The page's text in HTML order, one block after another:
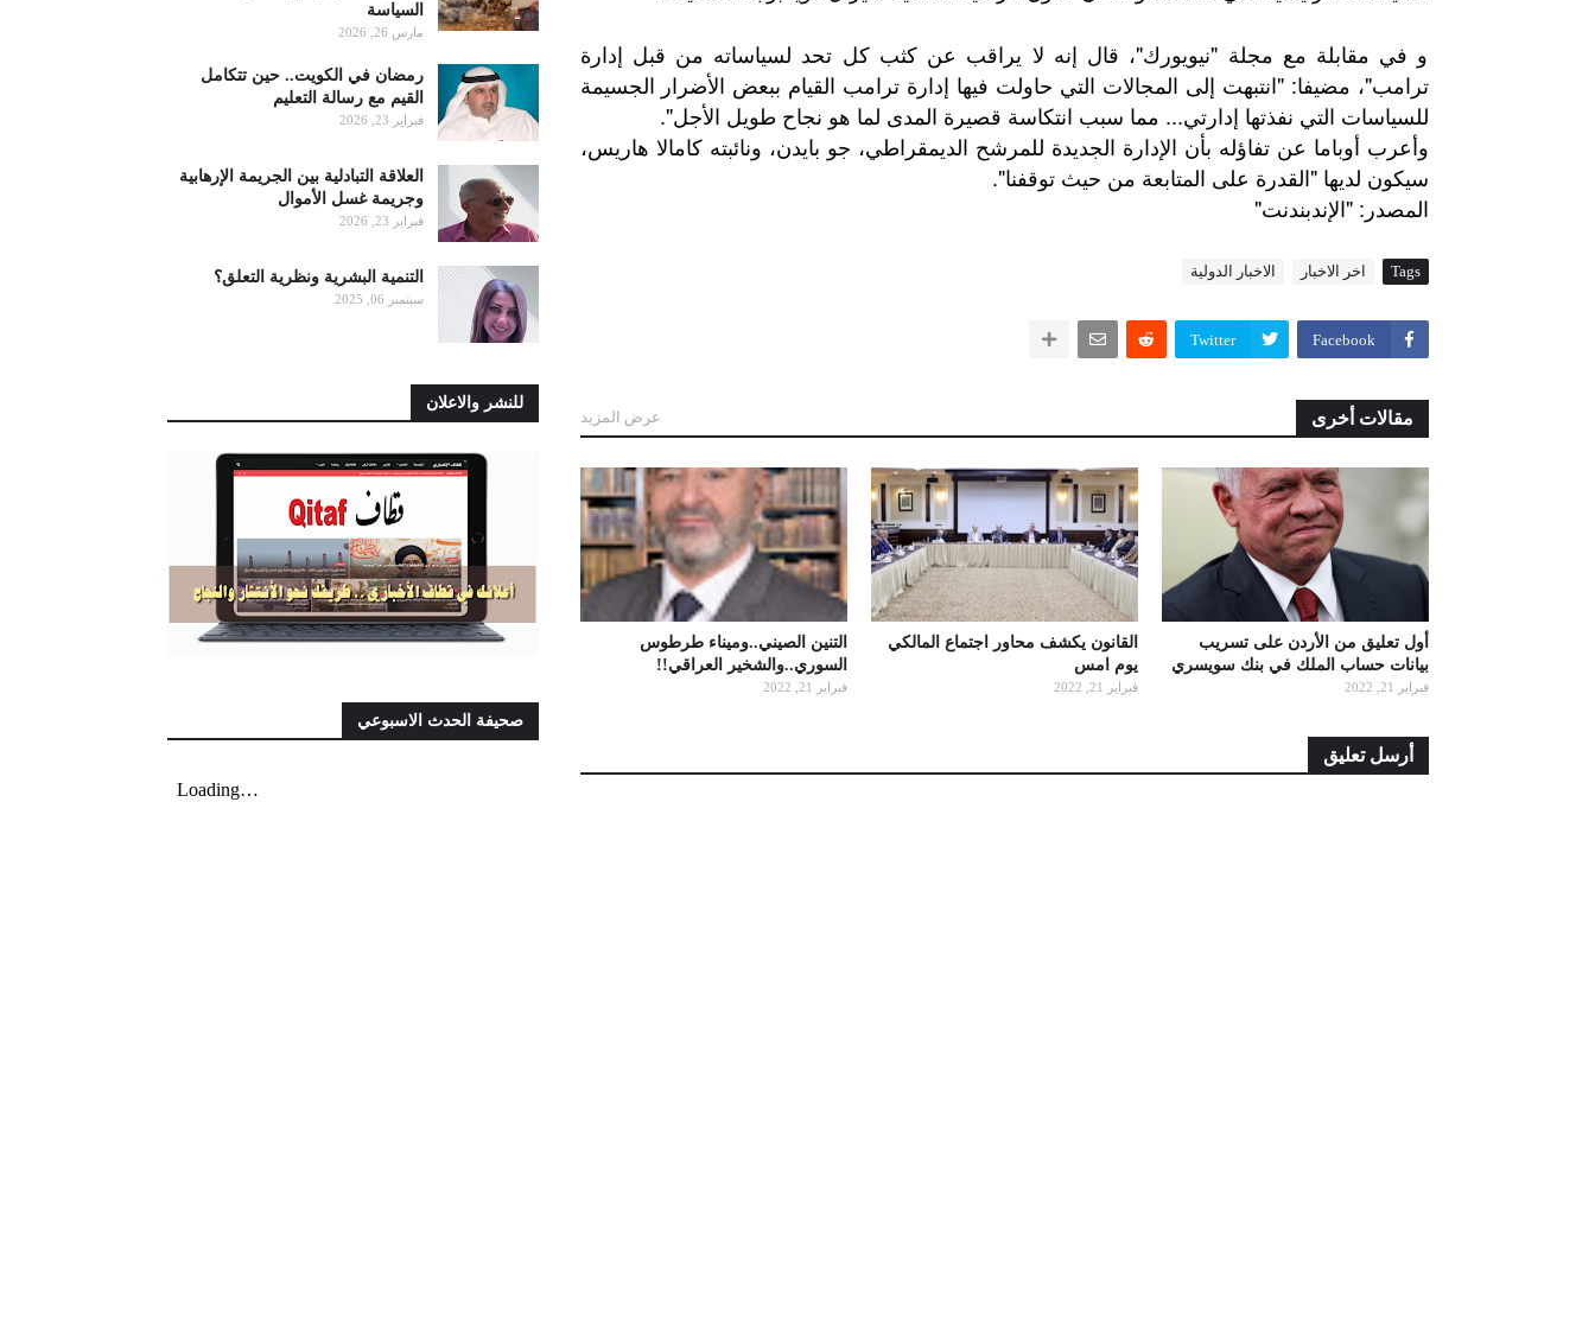
و في مقابلة مع مجلة "نيويورك"، قال إنه لا يراقب عن كثب كل تحد لسياساته من قبل إدارة
ترامب"، مضيفا: "انتبهت إلى المجالات التي حاولت فيها إدارة ترامب القيام ببعض الأضرار الجسيمة
للسياسات التي نفذتها إدارتي... مما سبب انتكاسة قصيرة المدى لما هو نجاح طويل الأجل".
وأعرب أوباما عن تفاؤله بأن الإدارة الجديدة للمرشح الديمقراطي، جو بايدن، ونائبته كامالا هاريس،
سيكون لديها "القدرة على المتابعة من حيث توقفنا".
المصدر : " الإندبندنت"
Tags اخر الاخبار الاخبار الدولية
Facebook
Twitter
مقالات أخرى عرض المزيد
أول تعليق من الأردن على تسريب
بيانات حساب الملك في بنك سويسري
فبراير 21, 2022
القانون يكشف محاور اجتماع المالكي
يوم امس
فبراير 21, 2022
التنين الصيني..وميناء طرطوس
السوري..والشخير العراقي!!
فبراير 21, 2022
أرسل تعليق
السياسة
مارس 26, 2026
رمضان في الكويت.. حين تتكامل
القيم مع رسالة التعليم
فبراير 23, 2026
العلاقة التبادلية بين الجريمة الإرهابية
وجريمة غسل الأموال
فبراير 23, 2026
التنمية البشرية ونظرية التعلق؟
سبتمبر 06, 2025
للنشر والاعلان
صحيفة الحدث الاسبوعي